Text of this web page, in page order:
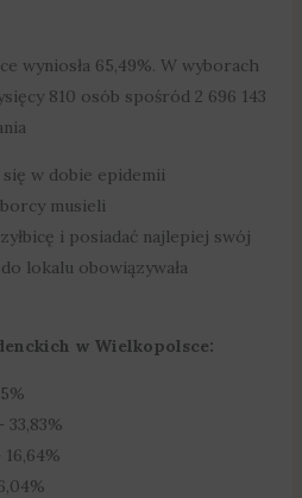
wyniosła 65,49%. W wyborach
810 osób spośród 2 696 143
w dobie epidemii
musieli
i posiadać najlepiej swój
lokalu obowiązywała
w Wielkopolsce:
33,83%